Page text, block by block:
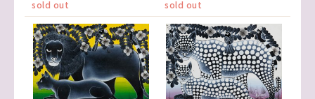
sold out sold out